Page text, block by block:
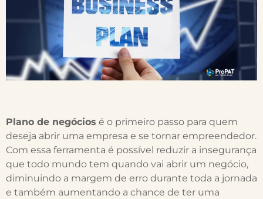
Plano de negócios é o primeiro passo para quem
deseja abrir uma empresa e se tornar empreendedor.
Com essa ferramenta é possível reduzir a insegurança
que todo mundo tem quando vai abrir um negócio,
diminuindo a margem de erro durante toda a jornada
e também aumentando a chance de ter uma